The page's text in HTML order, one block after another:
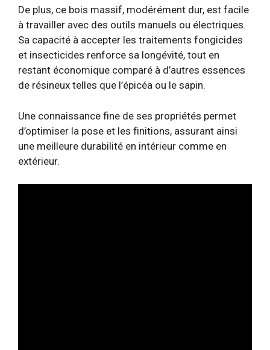
De plus, ce bois massif, modérément dur, est facile
à travailler avec des outils manuels ou électriques.
Sa capacité à accepter les traitements fongicides
et insecticides renforce sa longévité, tout en
restant économique comparé à d’autres essences
de résineux telles que l’épicéa ou le sapin.
Une connaissance fine de ses propriétés permet
d’optimiser la pose et les finitions, assurant ainsi
une meilleure durabilité en intérieur comme en
extérieur.